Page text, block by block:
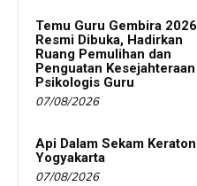
Temu Guru Gembira 2026
Resmi Dibuka, Hadirkan
Ruang Pemulihan dan
Penguatan Kesejahteraan
Psikologis Guru
07/08/2026
Api Dalam Sekam Keraton
Yogyakarta
07/08/2026